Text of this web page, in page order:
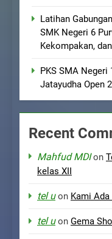
Latihan
SMK Negeri 6
Kekompakan,
PKS SMA Negeri
Jatayudha Open
Recent
Mahfud MDIon
kelas XII
tel uon Kami
tel uon Gema